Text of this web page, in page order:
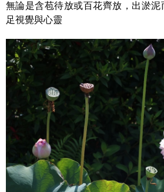
無論是含苞待放或百花齊放，出淤
足視覺與心靈